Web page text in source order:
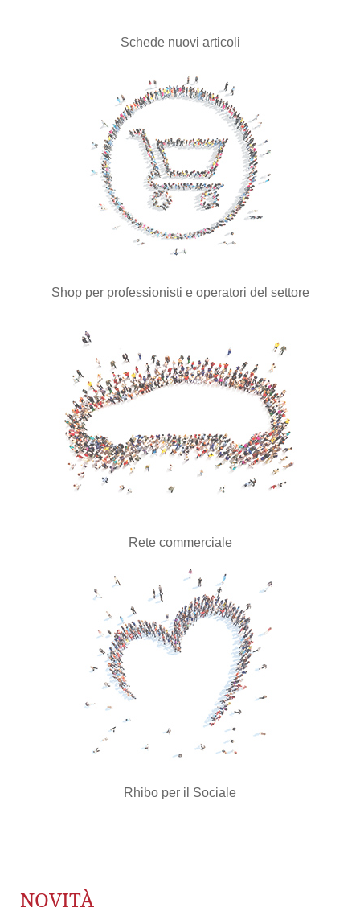
Schede nuovi articoli
Shop per professionisti e operatori del settore
Rete commerciale
Rhibo per il Sociale
NOVITÀ